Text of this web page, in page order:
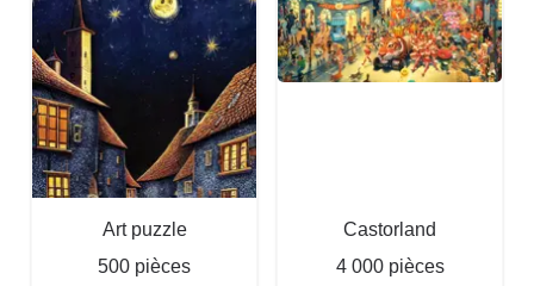
Art puzzle
500 pièces
Castorland
4 000 pièces